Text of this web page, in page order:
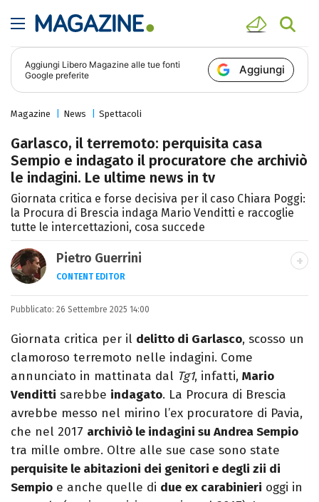
Aggiungi Libero Magazine alle tue fonti
Google preferite
Aggiungi
Magazine News Spettacoli
Garlasco, il terremoto: perquisita casa
Sempio e indagato il procuratore che archiviò
le indagini. Le ultime news in tv
Giornata critica e forse decisiva per il caso Chiara Poggi:
la Procura di Brescia indaga Mario Venditti e raccoglie
tutte le intercettazioni, cosa succede
Pietro Guerrini
CONTENT EDITOR
Laurea in Lettere, smania di viaggi e
Pixar).
Pubblicato: 26 Settembre 2025 14:00
Giornata critica per il delitto di Garlasco, scosso un
clamoroso terremoto nelle indagini. Come
annunciato in mattinata dal Tg1, infatti, Mario
Venditti sarebbe indagato. La Procura di Brescia
avrebbe messo nel mirino l’ex procuratore di Pavia,
che nel 2017 archiviò le indagini su Andrea Sempio
tra mille ombre. Oltre alle sue case sono state
perquisite le abitazioni dei genitori e degli zii di
Sempio e anche quelle di due ex carabinieri oggi in